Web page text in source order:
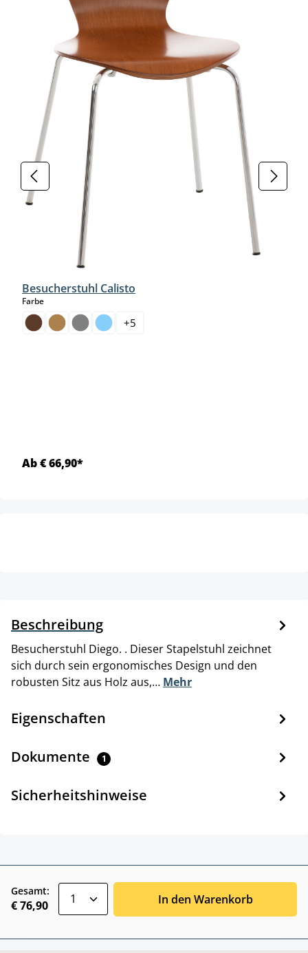
Besucherstuhl Calisto
Farbeauswählen
+5
Ab € 66,90*
Beschreibung
Besucherstuhl Diego. . Dieser Stapelstuhl zeichnet
sich durch sein ergonomisches Design und den
robusten Sitz aus Holz aus,… Mehr
Eigenschaften
Dokumente 1
Sicherheitshinweise
Gesamt:
€ 76,90 In den Warenkorb